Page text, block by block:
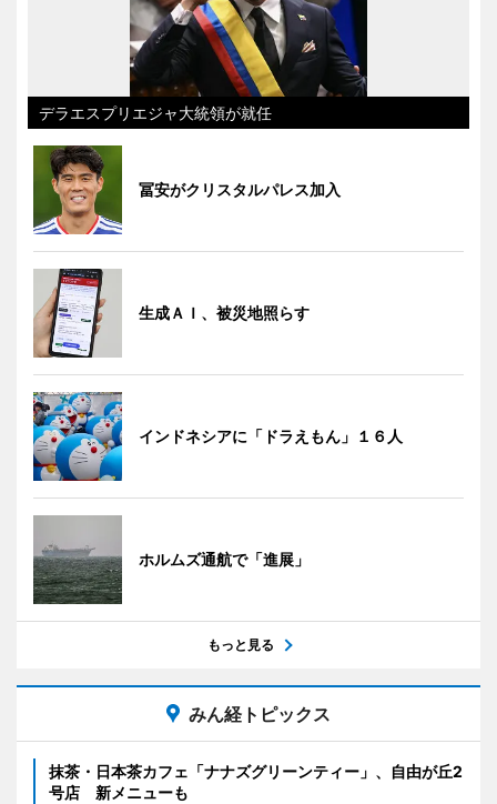
デラエスプリエジャ大統領が就任
冨安がクリスタルパレス加入
生成ＡＩ、被災地照らす
インドネシアに「ドラえもん」１６人
ホルムズ通航で「進展」
もっと見る
みん経トピックス
抹茶・日本茶カフェ「ナナズグリーンティー」、自由が丘2
号店 新メニューも